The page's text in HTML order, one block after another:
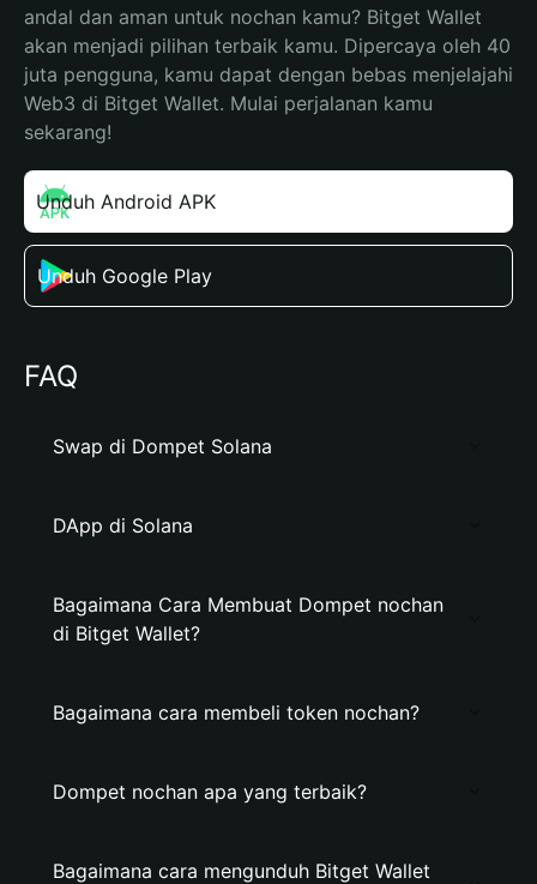
andal dan aman untuk nochan kamu? Bitget Wallet
akan menjadi pilihan terbaik kamu. Dipercaya oleh 40
juta pengguna, kamu dapat dengan bebas menjelajahi
Web3 di Bitget Wallet. Mulai perjalanan kamu
sekarang!
Unduh Android APK
Unduh Google Play
FAQ
Swap di Dompet Solana
DApp di Solana
Bagaimana Cara Membuat Dompet nochan
di Bitget Wallet?
Bagaimana cara membeli token nochan?
Dompet nochan apa yang terbaik?
Bagaimana cara mengunduh Bitget Wallet